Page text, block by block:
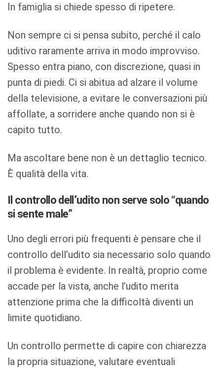
In famiglia si chiede spesso di ripetere.
Non sempre ci si pensa subito, perché il calo
uditivo raramente arriva in modo improvviso.
Spesso entra piano, con discrezione, quasi in
punta di piedi. Ci si abitua ad alzare il volume
della televisione, a evitare le conversazioni più
affollate, a sorridere anche quando non si è
capito tutto.
Ma ascoltare bene non è un dettaglio tecnico.
È qualità della vita.
Il controllo dell’udito non serve solo “quando
si sente male”
Uno degli errori più frequenti è pensare che il
controllo dell’udito sia necessario solo quando
il problema è evidente. In realtà, proprio come
accade per la vista, anche l’udito merita
attenzione prima che la difficoltà diventi un
limite quotidiano.
Un controllo permette di capire con chiarezza
la propria situazione, valutare eventuali